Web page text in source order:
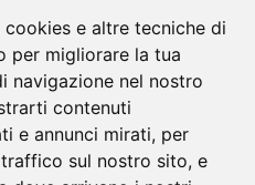
cookies e altre tecniche di
per migliorare la tua
navigazione nel nostro
contenuti
e annunci mirati, per
sul nostro sito, e
DIRETTA TV
DIRETTA RADIO
2005-2026
-www.trgmedia.it- Powered by